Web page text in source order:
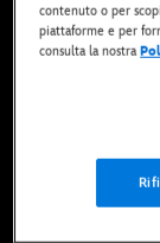
Ora
contenuto o per
piattaforme e per
consulta la nostra